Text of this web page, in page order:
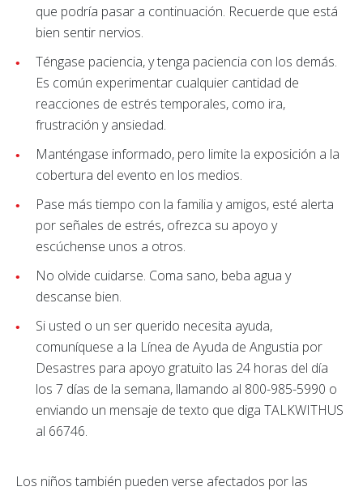
que podría pasar a continuación. Recuerde que está
bien sentir nervios.
Téngase paciencia, y tenga paciencia con los demás.
Es común experimentar cualquier cantidad de
reacciones de estrés temporales, como ira,
frustración y ansiedad.
Manténgase informado, pero limite la exposición a la
cobertura del evento en los medios.
Pase más tiempo con la familia y amigos, esté alerta
por señales de estrés, ofrezca su apoyo y
escúchense unos a otros.
No olvide cuidarse. Coma sano, beba agua y
descanse bien.
Si usted o un ser querido necesita ayuda,
comuníquese a la Línea de Ayuda de Angustia por
Desastres para apoyo gratuito las 24 horas del día
los 7 días de la semana, llamando al 800-985-5990 o
enviando un mensaje de texto que diga TALKWITHUS
al 66746.
Los niños también pueden verse afectados por las